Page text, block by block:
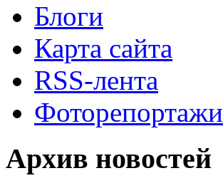
Блоги
Карта сайта
RSS-лента
Фоторепортажи
Архив новостей